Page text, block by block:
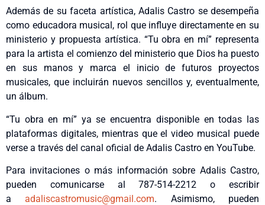
Además de su faceta artística, Adalis Castro se desempeña
como educadora musical, rol que influye directamente en su
ministerio y propuesta artística. “Tu obra en mí” representa
para la artista el comienzo del ministerio que Dios ha puesto
en sus manos y marca el inicio de futuros proyectos
musicales, que incluirán nuevos sencillos y, eventualmente,
un álbum.
“Tu obra en mí” ya se encuentra disponible en todas las
plataformas digitales, mientras que el video musical puede
verse a través del canal oficial de Adalis Castro en YouTube.
Para invitaciones o más información sobre Adalis Castro,
pueden comunicarse al787-514-2212o escribir
aadaliscastromusic@gmail.com.
Asimismo, pueden